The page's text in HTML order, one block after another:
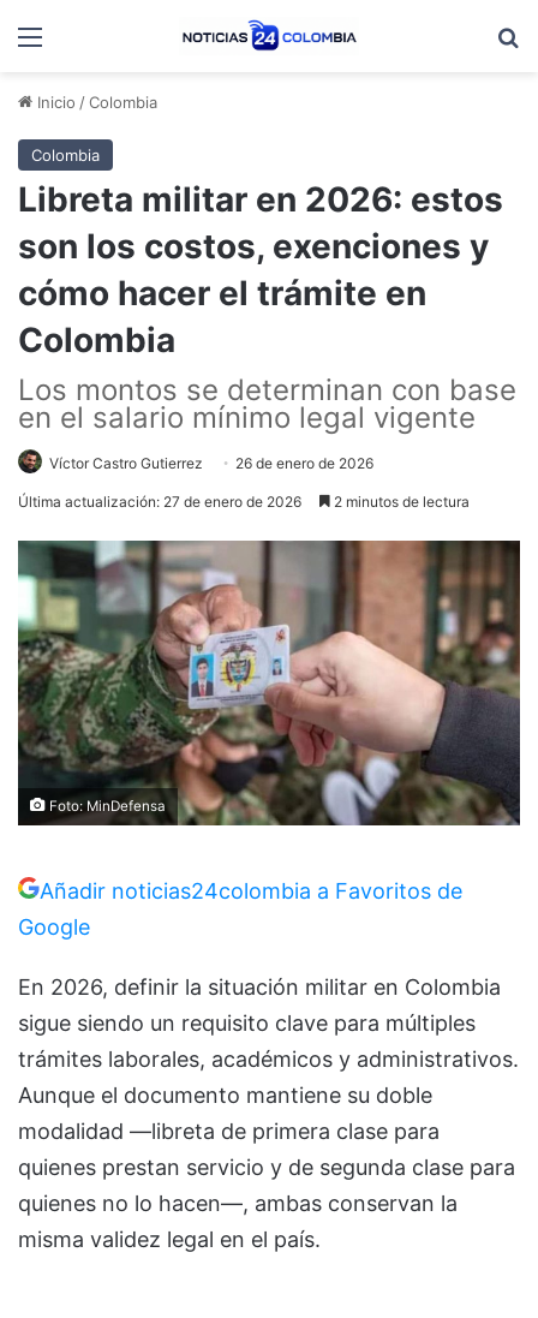
Menú
Inicio /Colombia
Colombia
Libreta militar en 2026: estos
son los costos, exenciones y
cómo hacer el trámite en
Colombia
Los montos se determinan con base
en el salario mínimo legal vigente
Víctor Castro Gutierrez 26 de enero de 2026
Última actualización: 27 de enero de 2026 2 minutos de lectura
Foto: MinDefensa
Añadir noticias24colombia a Favoritos de
Google
En 2026, definir la situación militar en Colombia
sigue siendo un requisito clave para múltiples
trámites laborales, académicos y administrativos.
Aunque el documento mantiene su doble
modalidad —libreta de primera clase para
quienes prestan servicio y de segunda clase para
quienes no lo hacen—, ambas conservan la
misma validez legal en el país.